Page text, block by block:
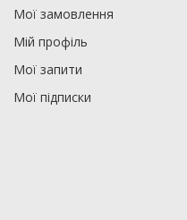
Мої замовлення
Мій профіль
Мої запити
Мої підписки